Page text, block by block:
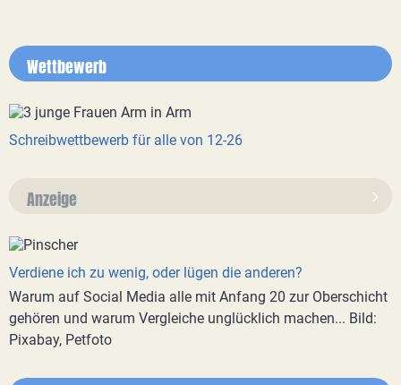
Wettbewerb
Schreibwettbewerb für alle von 12-26
Anzeige
Verdiene ich zu wenig, oder lügen die anderen?
Warum auf Social Media alle mit Anfang 20 zur Oberschicht
gehören und warum Vergleiche unglücklich machen... Bild:
Pixabay, Petfoto